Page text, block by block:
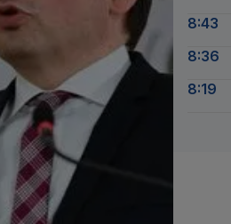
8:43
8:36
8:19